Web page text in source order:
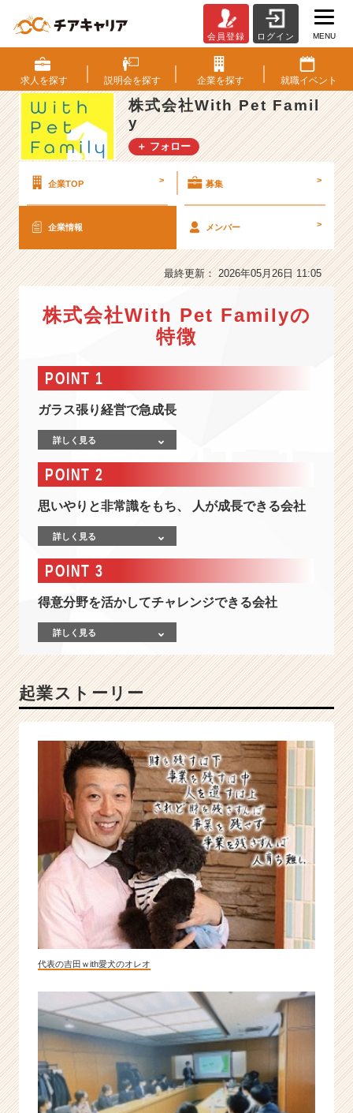
式
会
社
W
i
t
h
t
y
の
報
-
ワ
ン
ジ
モ
デ
で
ま
で
に
な
い
価
値
【ペ
ッ
ト
と
共
生
で
る
会
か
な
活
の
創
会員登録 ログイン MENU
求人を探す 説明会を探す 企業を探す 就職イベント
株式会社With Pet Famil
y
＋ フォロー
企業TOP > 募集 >
企業情報 メンバー >
最終更新： 2026年05月26日 11:05
株式会社With Pet Familyの
特徴
POINT 1
ガラス張り経営で急成長
詳しく見る
POINT 2
思いやりと非常識をもち、 人が成長できる会社
詳しく見る
POINT 3
得意分野を活かしてチャレンジできる会社
詳しく見る
起業ストーリー
代表の吉田ｗith愛犬のオレオ